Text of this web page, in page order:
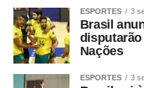
WhatsApp
ESPORTES 3
Brasil
disputarão
Nações
ESPORTES 3